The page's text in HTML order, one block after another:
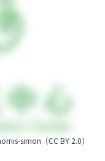
simon（CC BY 2.0）